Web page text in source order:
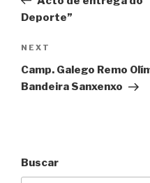
entradas
Deporte”
Next
Post
NEXT
Camp. Galego Remo
Bandeira Sanxenxo
Buscar